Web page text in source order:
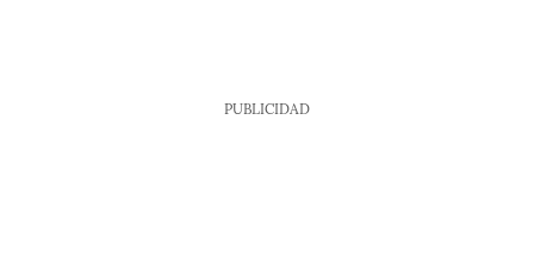
PUBLICIDAD